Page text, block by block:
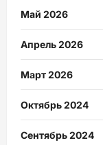
Май 2026
Апрель 2026
Март 2026
Октябрь 2024
Сентябрь 2024